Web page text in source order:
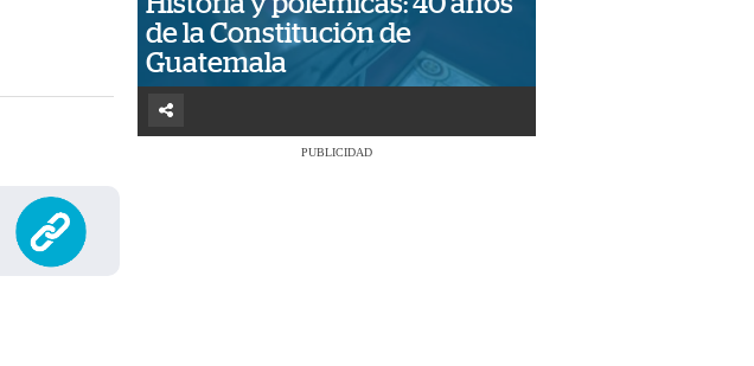
de la Constitución de
Guatemala
PUBLICIDAD